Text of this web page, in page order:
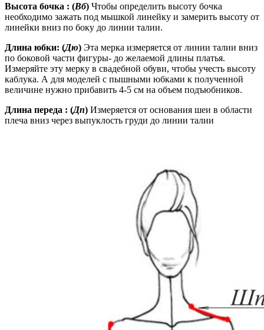
Высота бочка : (Вб) Чтобы определить высоту бочка
необходимо зажать под мышкой линейку и замерить высоту от
линейки вниз по боку до линии талии.
Длина юбки: (Дю) Эта мерка измеряется от линии талии вниз
по боковой части фигуры- до желаемой длины платья.
Измеряйте эту мерку в свадебной обуви, чтобы учесть высоту
каблука. А для моделей с пышными юбками к полученной
величине нужно прибавить 4-5 см на объем подъюбников.
Длина переда : (Дп) Измеряется от основания шеи в области
плеча вниз через выпуклость груди до линии талии